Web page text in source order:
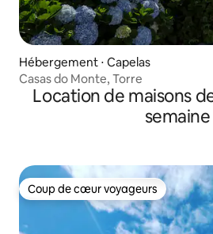
Hébergement ⋅ Capelas
Casas do Monte, Torre
Location de maisons
semaine
Coup de cœur voyageurs
Coup de cœur voyageurs